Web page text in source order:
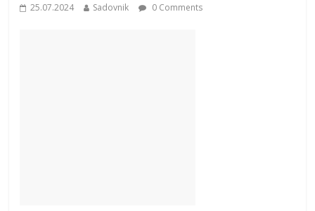
25.07.2024 Sadovnik 0 Comments